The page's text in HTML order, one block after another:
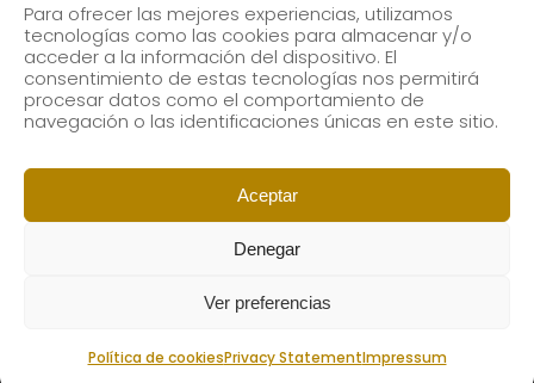
Para ofrecer las mejores experiencias, utilizamos
tecnologías como las cookies para almacenar y/o
acceder a la información del dispositivo. El
consentimiento de estas tecnologías nos permitirá
procesar datos como el comportamiento de
navegación o las identificaciones únicas en este sitio.
Aceptar
Denegar
Ver preferencias
Política de cookiesPrivacy StatementImpressum
Subscribe to our newsletter to receive our news by
email.